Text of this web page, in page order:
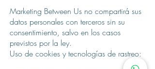
Marketing Between Us no compartirá sus
datos personales con terceros sin su
consentimiento, salvo en los casos
previstos por la ley.
Uso de cookies y tecnologías de rastreo: